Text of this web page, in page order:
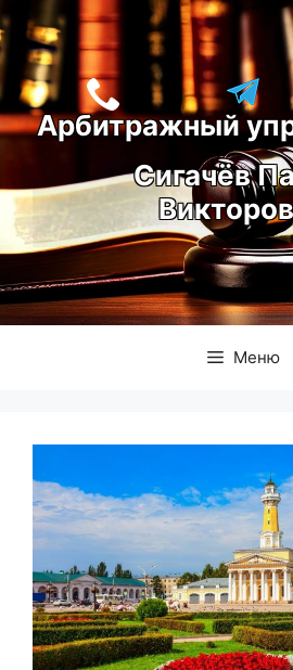
Перейти
к
содержимому
Арбитражный
Сигачёв
Меню